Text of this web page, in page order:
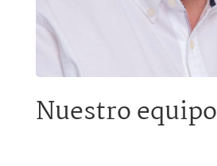
Nuestro equipo